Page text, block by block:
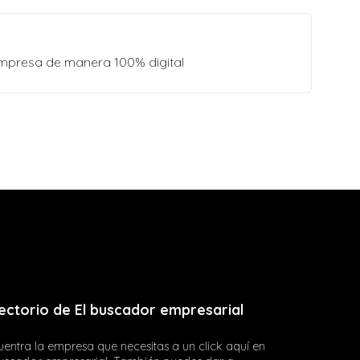
de manera 100% digital
de El buscador empresarial
la empresa que necesitas a un click aquí en